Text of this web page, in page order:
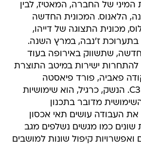
המיני של החברה, המאטיז, לבין
הלאנוס. המכונית החדשה
מכונית התצוגה של דייהו,
בתערוכת ז'נבה, במרץ השנה.
שתשווק באירופה בעוד
להתחרות ישירות במיטב התוצרת
פאביה, פורד פיאסטה
החדשה וסיטרואן C3. הנשק, כרגיל, הוא שימושיות
מדובר בתכנון
העבודה עושים תאי אכסון
שונים כמו מגשים נשלפים מגב
קיפול שונות למושבים